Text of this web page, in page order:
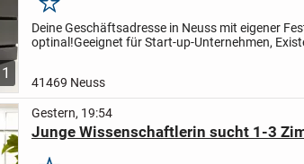
1
Merken
Deine Geschäftsadresse in Neuss mit eigener
optinal!Geeignet für Start-up-Unternehmen,
41469 Neuss
Gestern, 19:54
Junge Wissenschaftlerin sucht 1-3